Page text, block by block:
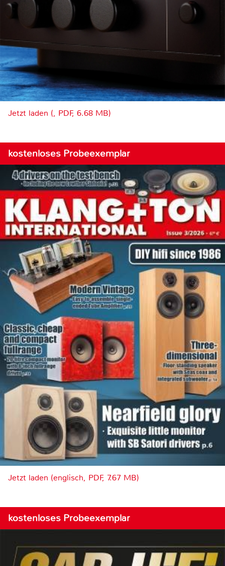
Jetzt laden (, PDF, 6.68 MB)
kostenloses Probeexemplar
Jetzt laden (englisch, PDF, 7.67 MB)
kostenloses Probeexemplar